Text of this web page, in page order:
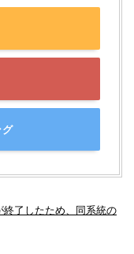
了したため、同系統の